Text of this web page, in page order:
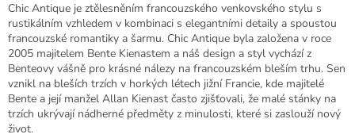
Chic Antique je ztělesněním francouzského venkovského stylu s
rustikálním vzhledem v kombinaci s elegantními detaily a spoustou
francouzské romantiky a šarmu. Chic Antique byla založena v roce
2005 majitelem Bente Kienastem a náš design a styl vychází z
Benteovy vášně pro krásné nálezy na francouzském bleším trhu. Sen
vznikl na bleších trzích v horkých létech jižní Francie, kde majitelé
Bente a její manžel Allan Kienast často zjišťovali, že malé stánky na
trzích ukrývají nádherné předměty z minulosti, které si zaslouží nový
život.